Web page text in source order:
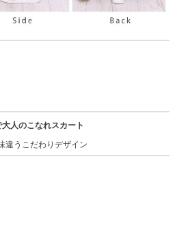
人のこなれスカート
違うこだわりデザイン